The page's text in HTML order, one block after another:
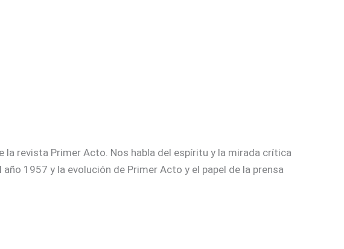
la revista Primer Acto. Nos habla del espíritu y la mirada crítica
1957 y la evolución de Primer Acto y el papel de la prensa